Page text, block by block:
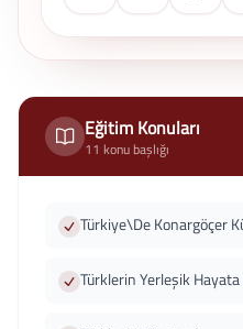
Eğitim Konuları
11 konu başlığı
Türkiye\De Konargöçer
Türklerin Yerleşik Hayata